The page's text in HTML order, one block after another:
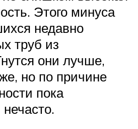
Этого минуса
недавно
труб из
они лучше,
но по причине
пока